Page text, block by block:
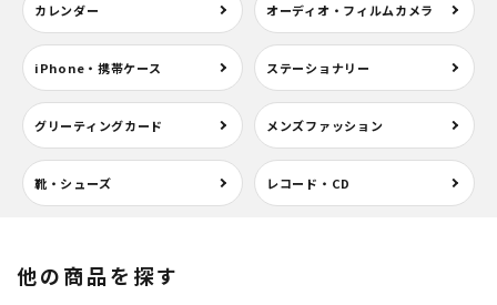
カレンダー オーディオ・フィルムカメラ
iPhone・携帯ケース ステーショナリー
グリーティングカード メンズファッション
靴・シューズ レコード・CD
他の商品を探す